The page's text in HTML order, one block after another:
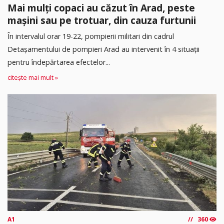
Mai mulți copaci au căzut în Arad, peste
mașini sau pe trotuar, din cauza furtunii
În intervalul orar 19-22, pompierii militari din cadrul
Detașamentului de pompieri Arad au intervenit în 4 situații
pentru îndepărtarea efectelor...
citește mai mult »
A1 360